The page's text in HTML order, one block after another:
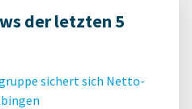
der letzten 5
sichert sich Netto-